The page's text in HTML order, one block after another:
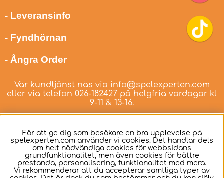
- Leveransinfo
- Fyndhörnan
- Ångra Order
Vår kundtjänst nås via info@spelexperten.com
eller via telefon 026-182427 på helgfria vardagar kl
9-11 & 13-16.
Svenska
För att ge dig som besökare en bra upplevelse på
spelexperten.com använder vi cookies. Det handlar dels
om helt nödvändiga cookies för webbsidans
grundfunktionalitet, men även cookies för bättre
prestanda, personalisering, funktionalitet med mera.
Vi rekommenderar att du accepterar samtliga typer av